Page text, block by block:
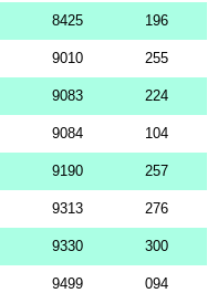
8425 196
9010 255
9083 224
9084 104
9190 257
9313 276
9330 300
9499 094